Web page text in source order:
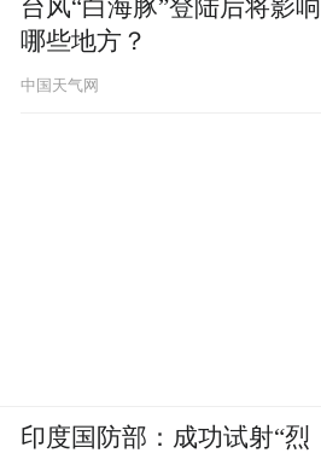
台风“白海豚”登陆后将影响
哪些地方？
中国天气网
印度国防部：成功试射“烈